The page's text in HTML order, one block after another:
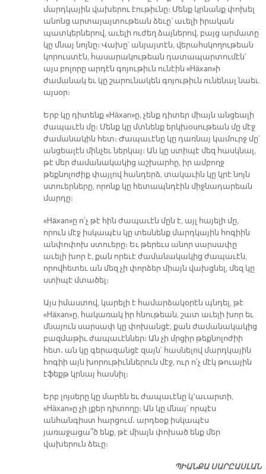
մարդկային վախերու էութիւնը։ Մենք կրնանք փոխել
անոնց արտայայտութեան ձեւը՝ աւելի իրական
պատկերներով, աւելի ուժեղ ձայներով, բայց արմատը
կը մնայ նոյնը։ Վախը՝ անյայտէն, վերահսկողութեան
կորուստէն, հասարակութեան դատապարտումէն՝
այս բոլորը արդէն գոյութիւն ունէին «Häxan»ի
ժամանակ եւ կը շարունակեն գոյութիւն ունենալ նաեւ
այսօր։
Երբ կը դիտենք «Häxan»ը, չենք դիտեր միայն անցեալի
ժապաւէն մը։ Մենք կը մտնենք երկխօսութեան մը մէջ
ժամանակին հետ։ Ժապաւէնը կը դառնայ կամուրջ մը՝
անցեալէն մինչեւ ներկայ։ Ան կը ստիպէ մեզ հասկնալ,
թէ մեր ժամանակակից աշխարհը, իր ամբողջ
թեքնոլոժիք փայլով հանդերձ, տակաւին կը կրէ նոյն
ստուերները, որոնք կը հետապնդէին միջնադարեան
մարդը։
«Häxan»ը ո՛չ թէ հին ժապաւէն մըն է, այլ հայելի մը,
որուն մէջ իսկապէս կը տեսնենք մարդկային հոգիին
անփոփոխ ստուերը։ Եւ թերեւս անոր սարսափը
աւելի խոր է, քան որեւէ ժամանակակից ժապաւէն,
որովհետեւ ան մեզ չի փորձեր միայն վախցնել, մեզ կը
ստիպէ մտածել։
Այս իմաստով, կարելի է համարձակօրէն պնդել, թէ
«Häxan»ը, հակառակ իր հնութեան, շատ աւելի խոր եւ
մնայուն սարսափ կը փոխանցէ, քան ժամանակակից
բազմաթիւ ժապաւէններ։ Ան չի մրցիր թեքնոլոժիի
հետ․ ան կը գերազանցէ զայն՝ հասնելով մարդկային
հոգիի այն խորութիւններուն մէջ, ուր ո՛չ մէկ թուային
էֆեքթ կրնայ հասնիլ։
Երբ լոյսերը կը մարեն եւ ժապաւէնը կ՚աւարտի,
«Häxan»ը չի լքեր դիտողը։ Ան կը մնայ՝ որպէս
անհանգիստ հարցում․ արդեօք իսկապէս
յառաջացա՞ծ ենք, թէ միայն փոխած ենք մեր
վախերուն ձեւը։
ՊԻԱՆՔԱ ՍԱՐԸԱՍԼԱՆ